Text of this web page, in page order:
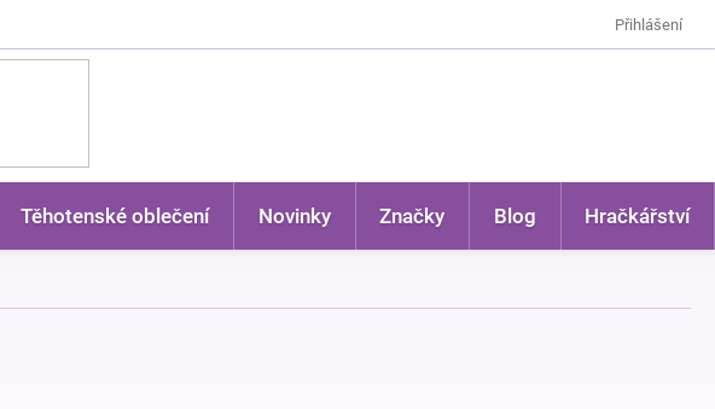
Přihlášení
Těhotenské oblečení Novinky Značky Blog Hračkářství